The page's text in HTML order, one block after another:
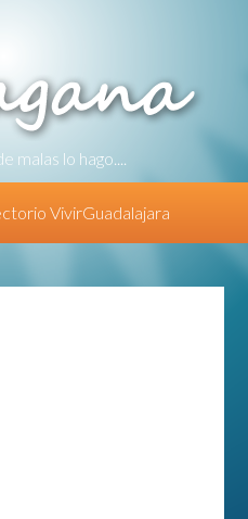
malas lo hago....
VivirGuadalajara